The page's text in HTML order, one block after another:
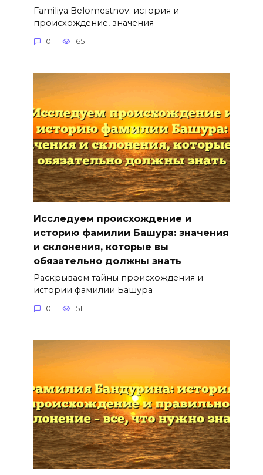
Familiya Belomestnov: история и
происхождение, значения
0 65
Исследуем происхождение и
историю фамилии Башура: значения
и склонения, которые вы
обязательно должны знать
Раскрываем тайны происхождения и
истории фамилии Башура
0 51